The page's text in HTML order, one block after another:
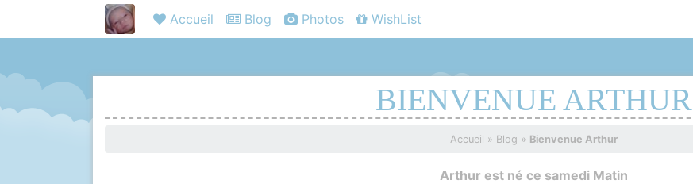
Accueil Blog Photos WishList
BIENVENUE ARTHUR
Accueil » Blog » Bienvenue Arthur
Arthur est né ce samedi Matin